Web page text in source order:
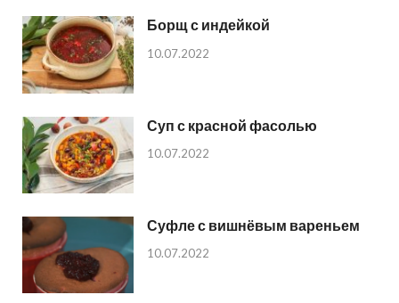
Борщ с индейкой
10.07.2022
Суп с красной фасолью
10.07.2022
Суфле с вишнёвым вареньем
10.07.2022